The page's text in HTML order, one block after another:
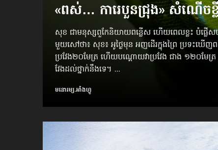
«ពស់… ការេបួនជ្រុង» សំណើចខ្
សុខ ជាមនុស្សពួកែនិយាយពន្លើស ហើយពេលខ្លះ បំផ្ល
មួយសៅថា៖ សុខ៖ អូថ្ងៃមុន អញដើរក្នុងព្រៃ​ ប្រទះឃើញព
ប្រវែង២០មែត្រ ហើយបណ្ដោយវាប្រវែង ជាង ១២០
វែងដល់ថ្នាក់នឹងទេ។ ...
មនោរម្យ.អាំងហ្វូ